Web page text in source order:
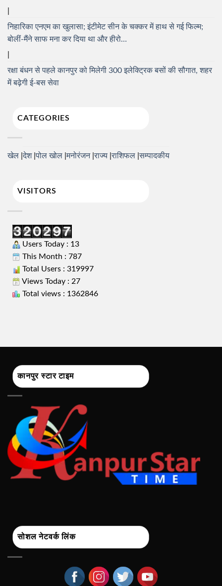
निहारिका एनएम का खुलासा; इंटीमेट सीन के चक्कर में हाथ से गई फिल्म;
बोलीं-मैंने साफ मना कर दिया था और हीरो…
रक्षा बंधन से पहले कानपुर को मिलेगी 300 इलेक्ट्रिक बसों की सौगात, शहर
में बढ़ेगी ई-बस सेवा
CATEGORIES
खेल देश पोल खोल मनोरंजन राज्य राशिफल सम्पादकीय
VISITORS
Users Today : 13
This Month : 787
Total Users : 319997
Views Today : 27
Total views : 1362846
कानपुर स्टार टाइम
सोशल नेटवर्क लिंक